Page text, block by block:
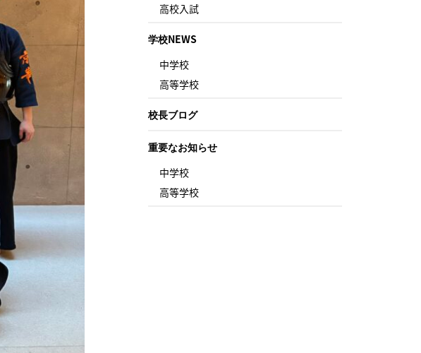
高校入試
学校NEWS
中学校
高等学校
校長ブログ
重要なお知らせ
中学校
高等学校